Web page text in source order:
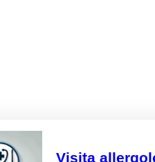
Visita